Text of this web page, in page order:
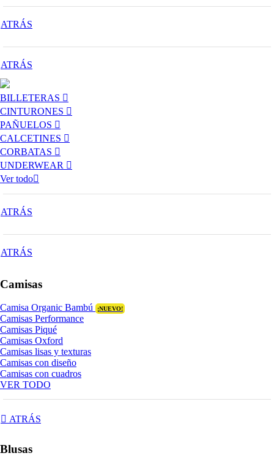
ATRÁS
ATRÁS
BILLETERAS
CINTURONES
PAÑUELOS
CALCETINES
CORBATAS
UNDERWEAR
Ver todo
ATRÁS
ATRÁS
Camisas
Camisa Organic Bambú ¡NUEVO!
Camisas Performance
Camisas Piqué
Camisas Oxford
Camisas lisas y texturas
Camisas con diseño
Camisas con cuadros
VER TODO
ATRÁS
Blusas